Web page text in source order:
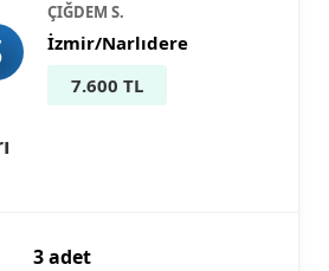
ÇIĞDEM S.
İzmir/Narlıdere
7.600 TL
3 adet